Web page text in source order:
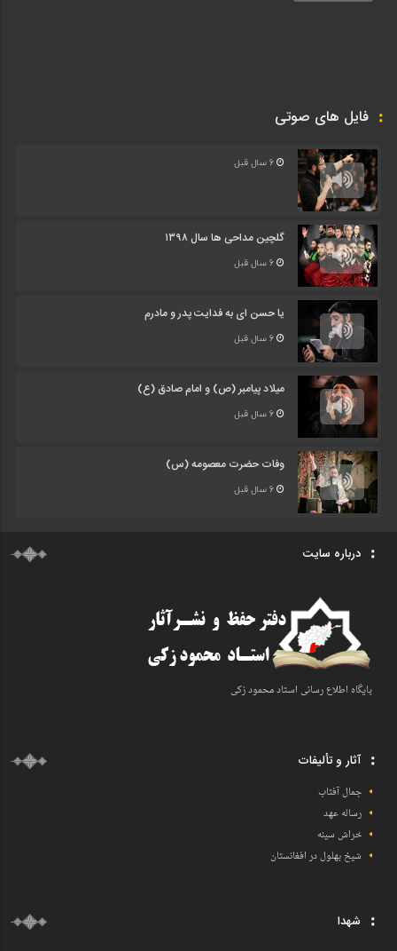
فایل های صوتی
6 سال قبل
گلچین مداحی ها سال ۱۳۹۸
6 سال قبل
یا حسن ای به فدایت پدر و مادرم
6 سال قبل
میلاد پیامبر (ص) و امام صادق (ع)
6 سال قبل
وفات حضرت معصومه (س)
6 سال قبل
درباره سایت
پایگاه اطلاع رسانی اسـتاد محمود زکی
آثار و تألیفات
جمال آفتاب
رساله عهد
خراش سینه
شیخ بهلول در افغانستان
شهدا